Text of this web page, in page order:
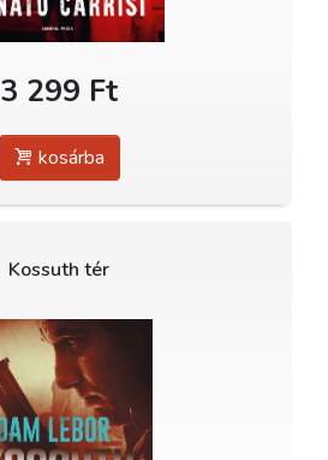
3 299 Ft
kosárba
Kossuth tér